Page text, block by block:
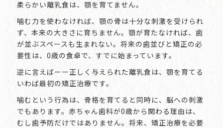
柔らかい離乳食は、顎を育てません。
噛む力を使わなければ、顎の骨は十分な刺激を受けられ
ず、本来の大きさに育ちません。顎が育たなければ、歯
が並ぶスペースも生まれない。将来の歯並びと矯正の必
要性は、0歳の食卓で、すでに始まっています。
逆に言えばーー正しく与えられた離乳食は、顎を育てる
いわば最初の矯正治療です。
噛むという行為は、骨格を育てると同時に、脳への刺激
でもあります。赤ちゃん歯科が0歳から関わる理由は、
むし歯予防だけではありません。将来、矯正治療を必要